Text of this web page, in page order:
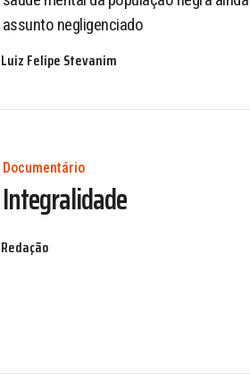
assunto negligenciado
Luiz Felipe Stevanim
Documentário
Integralidade
Redação